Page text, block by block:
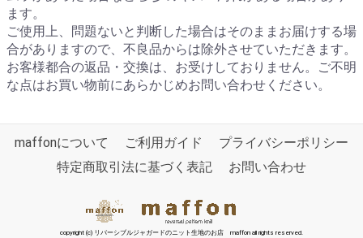
ます。
ご使用上、問題ないと判断した場合はそのままお届けする場
合がありますので、不良品からは除外させていただきます。
お客様都合の返品・交換は、お受けしておりません。ご不明
な点はお買い物前にあらかじめお問い合わせください。
maffonについて ご利用ガイド
プライバシーポリシー
特定商取引法に基づく表記
お問い合わせ
copyright (c) リバーシブルジャガードのニット生地のお店 maffon all rights reserved.